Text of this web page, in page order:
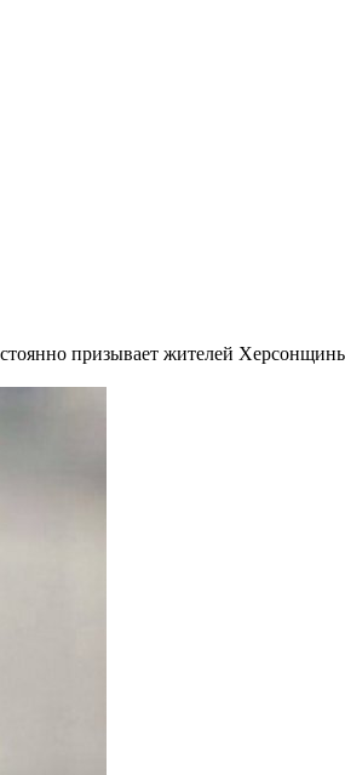
призывает жителей